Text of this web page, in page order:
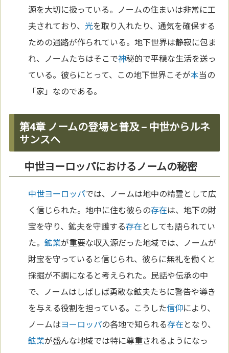
源を大切に扱っている。ノームの住まいは非常に工
夫されており、 光を取り入れたり、通気を確保する
ための通路が作られている。地下世界は静寂に包ま
れ、ノームたちはそこで神秘的で平穏な生活を送っ
ている。彼らにとって、この地下世界こそが本当の
「家」なのである。
第4章 ノームの登場と普及 – 中世からルネ
サンスへ
中世ヨーロッパにおけるノームの秘密
中世ヨーロッパでは、ノームは地中の精霊として広
く信じられた。地中に住む彼らの存在は、地下の財
宝を守り、鉱夫を守護する存在としても語られてい
た。鉱業が重要な収入源だった地域では、ノームが
財宝を守っていると信じられ、彼らに無礼を働くと
採掘が不調になると考えられた。民話や伝承の中
で、ノームはしばしば勇敢な鉱夫たちに警告や導き
を与える役割を担っている。こうした信仰により、
ノームはヨーロッパの各地で知られる存在となり、
鉱業が盛んな地域では特に尊重されるようになっ